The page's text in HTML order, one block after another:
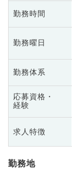
勤務時間
勤務曜日
勤務体系
応募資格・
経験
求人特徴
勤務地